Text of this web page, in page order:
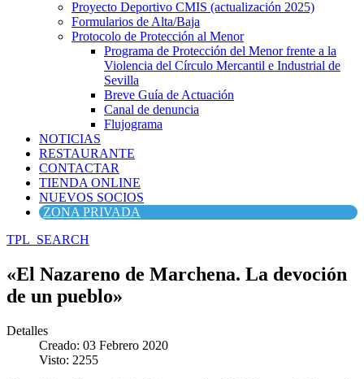
Proyecto Deportivo CMIS (actualización 2025)
Formularios de Alta/Baja
Protocolo de Protección al Menor
Programa de Protección del Menor frente a la
Violencia del Círculo Mercantil e Industrial de
Sevilla
Breve Guía de Actuación
Canal de denuncia
Flujograma
NOTICIAS
RESTAURANTE
CONTACTAR
TIENDA ONLINE
NUEVOS SOCIOS
ZONA PRIVADA
TPL_SEARCH
«El Nazareno de Marchena. La devoción
de un pueblo»
Detalles
Creado: 03 Febrero 2020
Visto: 2255